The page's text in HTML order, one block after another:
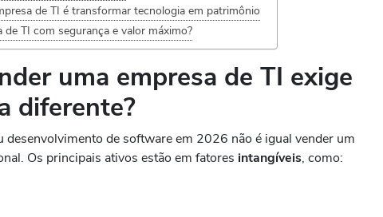
de TI é transformar tecnologia em patrimônio
de TI com segurança e valor máximo?
uma empresa de TI exige
diferente?
desenvolvimento de software em 2026 não é igual vender um
Os principais ativos estão em fatores intangíveis, como: